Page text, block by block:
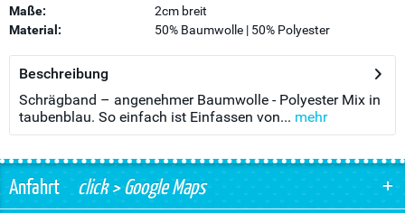
Maße:
2cm breit
Material:
50% Baumwolle | 50% Polyester
Beschreibung
Schrägband – angenehmer Baumwolle - Polyester Mix in
taubenblau. So einfach ist Einfassen von... mehr
Anfahrtclick > Google Maps